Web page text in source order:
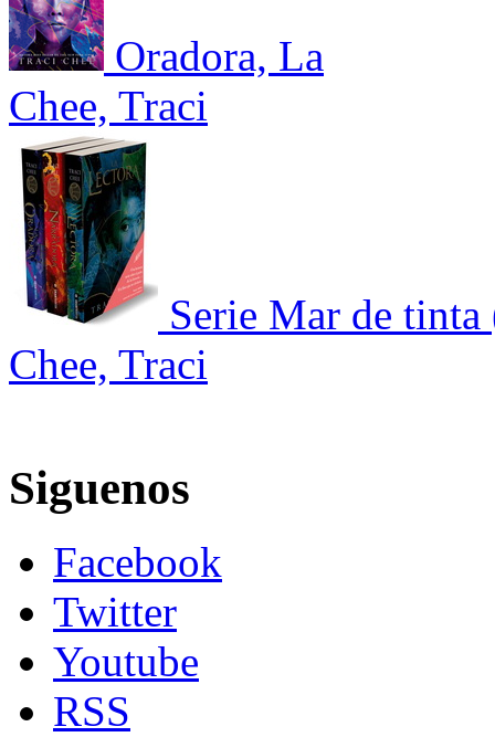
Oradora, La
Chee, Traci
Serie Mar de
Chee, Traci
Siguenos
Facebook
Twitter
Youtube
RSS